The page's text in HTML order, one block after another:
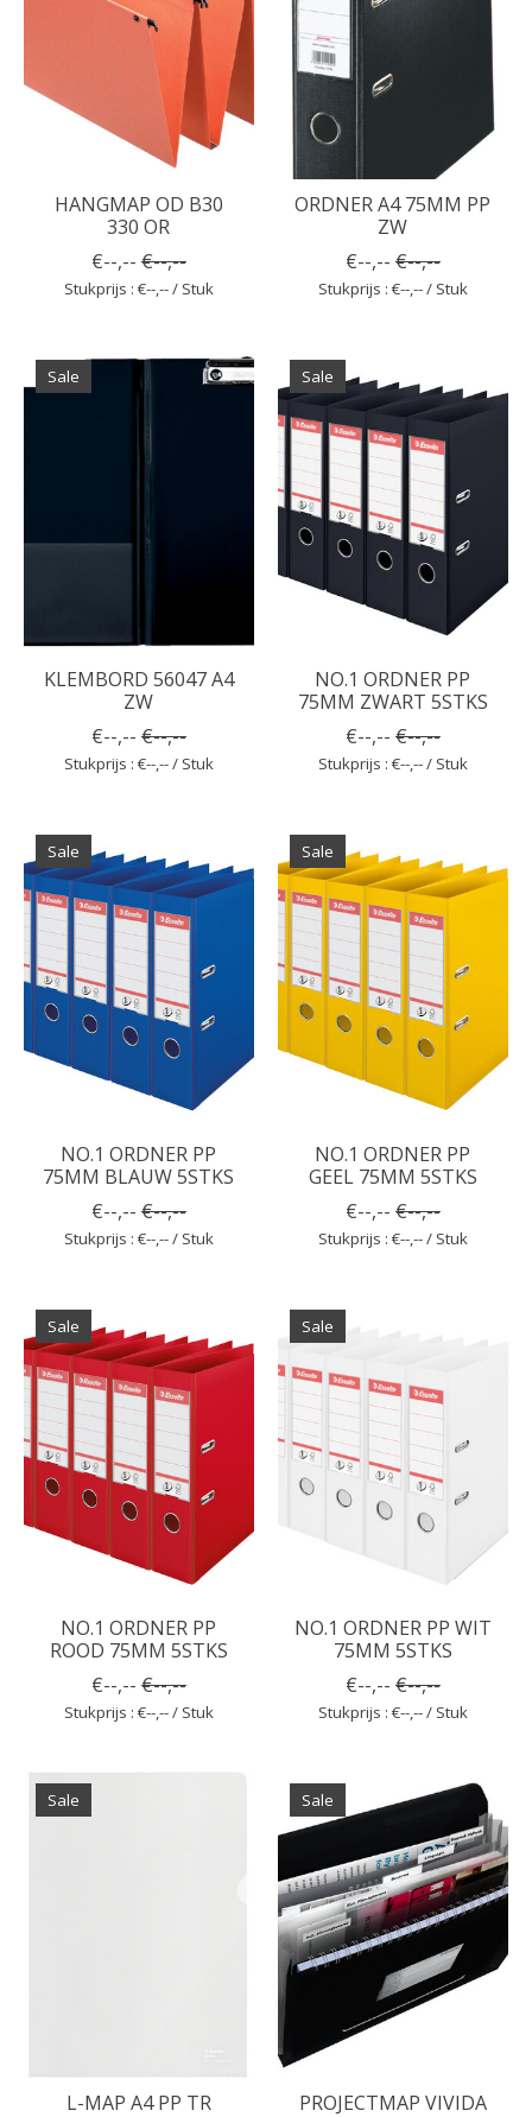
HANGMAP OD B30
330 OR
€--,-- €--,--
Stukprijs : €--,-- / Stuk
ORDNER A4 75MM PP
ZW
€--,-- €--,--
Stukprijs : €--,-- / Stuk
Sale
KLEMBORD 56047 A4
ZW
€--,-- €--,--
Stukprijs : €--,-- / Stuk
Sale
NO.1 ORDNER PP
75MM ZWART 5STKS
€--,-- €--,--
Stukprijs : €--,-- / Stuk
Sale
NO.1 ORDNER PP
75MM BLAUW 5STKS
€--,-- €--,--
Stukprijs : €--,-- / Stuk
Sale
NO.1 ORDNER PP
GEEL 75MM 5STKS
€--,-- €--,--
Stukprijs : €--,-- / Stuk
Sale
NO.1 ORDNER PP
ROOD 75MM 5STKS
€--,-- €--,--
Stukprijs : €--,-- / Stuk
Sale
NO.1 ORDNER PP WIT
75MM 5STKS
€--,-- €--,--
Stukprijs : €--,-- / Stuk
Sale
L-MAP A4 PP TR
Sale
PROJECTMAP VIVIDA